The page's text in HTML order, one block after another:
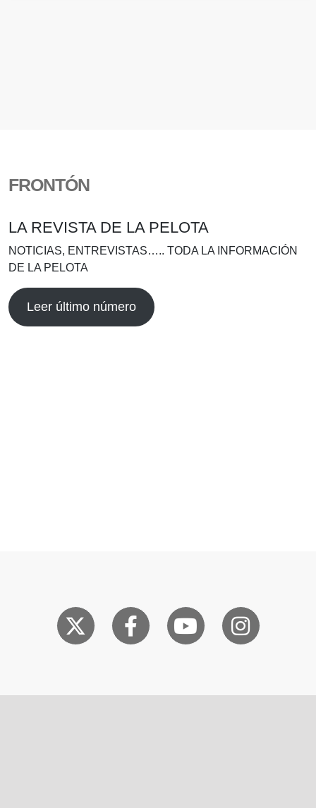
FRONTÓN
LA REVISTA DE LA PELOTA
NOTICIAS, ENTREVISTAS….. TODA LA INFORMACIÓN
DE LA PELOTA
Leer último número